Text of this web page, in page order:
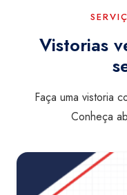
Vistorias
Faça uma vistoria
Conheça